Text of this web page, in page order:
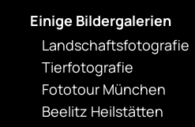
werden
Einige Bildergalerien
Landschaftsfotografie
Tierfotografie
Fototour München
Beelitz Heilstätten